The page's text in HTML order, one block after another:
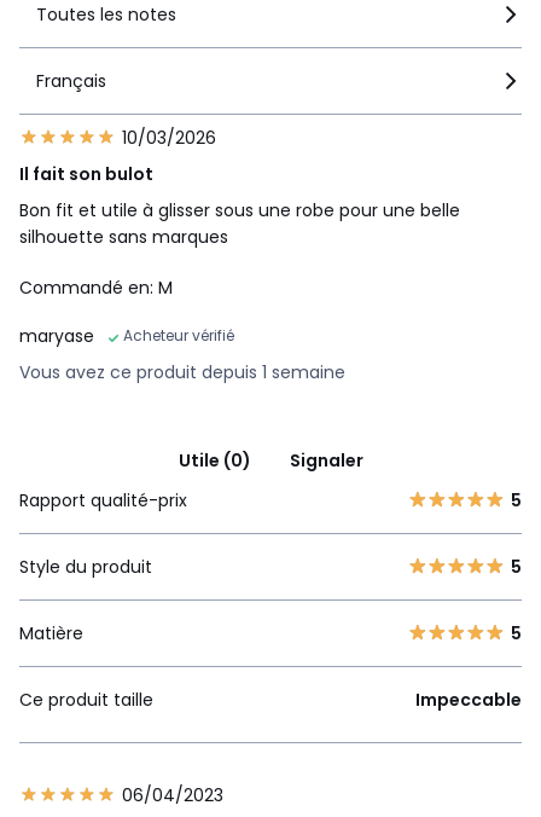
Toutes les notes
Français
10/03/2026
Il fait son bulot
Bon fit et utile à glisser sous une robe pour une belle
silhouette sans marques
Commandé en: M
maryase
Acheteur vérifié
Vous avez ce produit depuis 1 semaine
Utile (0)
Signaler
Rapport qualité-prix
5
Style du produit 5
Matière 5
Ce produit taille Impeccable
06/04/2023